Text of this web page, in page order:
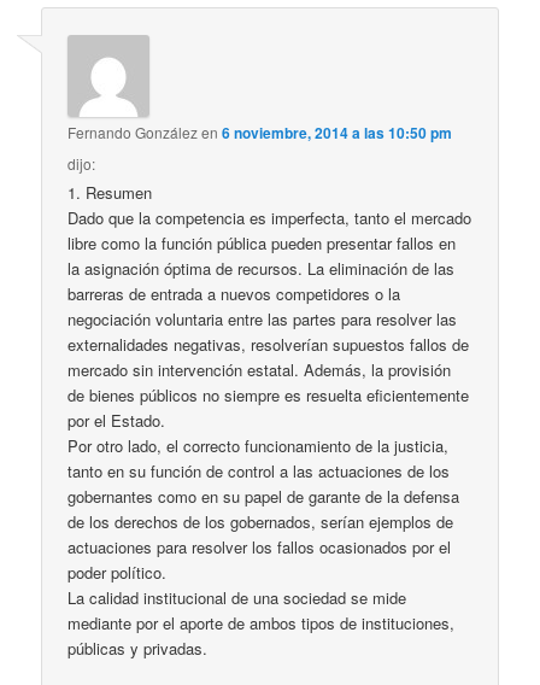
Fernando Gonzálezen6 noviembre, 2014 a las 10:50 pm
dijo:
1. Resumen
Dado que la competencia es imperfecta, tanto el mercado
libre como la función pública pueden presentar fallos en
la asignación óptima de recursos. La eliminación de las
barreras de entrada a nuevos competidores o la
negociación voluntaria entre las partes para resolver las
externalidades negativas, resolverían supuestos fallos de
mercado sin intervención estatal. Además, la provisión
de bienes públicos no siempre es resuelta eficientemente
por el Estado.
Por otro lado, el correcto funcionamiento de la justicia,
tanto en su función de control a las actuaciones de los
gobernantes como en su papel de garante de la defensa
de los derechos de los gobernados, serían ejemplos de
actuaciones para resolver los fallos ocasionados por el
poder político.
La calidad institucional de una sociedad se mide
mediante por el aporte de ambos tipos de instituciones,
públicas y privadas.